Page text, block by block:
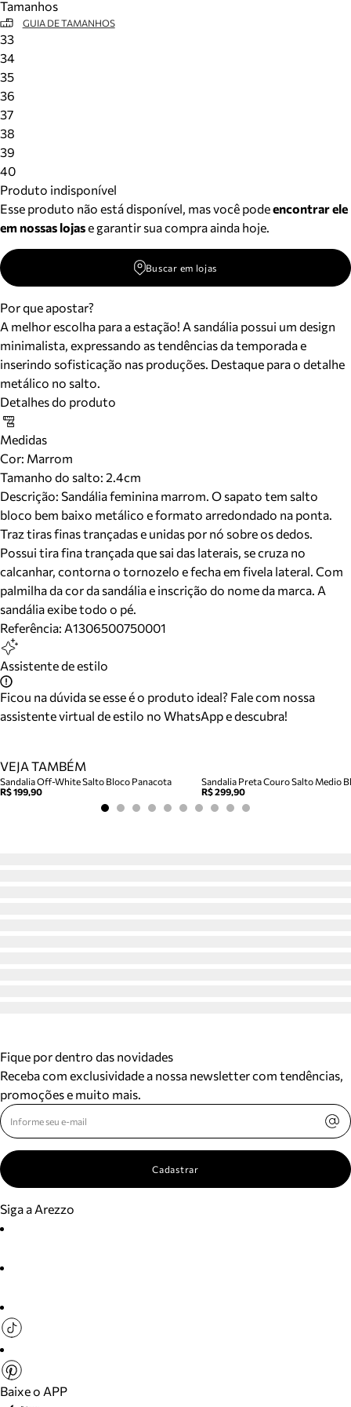
Tamanhos
GUIA DE TAMANHOS
33
34
35
36
37
38
39
40
Produto indisponível
Esse produto não está disponível, mas você podeencontrar ele
em nossas lojase garantir sua compra ainda hoje.
Buscar em lojas
Por que apostar?
A melhor escolha para a estação! A sandália possui um design
minimalista, expressando as tendências da temporada e
inserindo sofisticação nas produções. Destaque para o detalhe
metálico no salto.
Detalhes do produto
Medidas
Cor: Marrom
Tamanho do salto: 2.4cm
Descrição: Sandália feminina marrom. O sapato tem salto
bloco bem baixo metálico e formato arredondado na ponta.
Traz tiras finas trançadas e unidas por nó sobre os dedos.
Possui tira fina trançada que sai das laterais, se cruza no
calcanhar, contorna o tornozelo e fecha em fivela lateral. Com
palmilha da cor da sandália e inscrição do nome da marca. A
sandália exibe todo o pé.
Referência: A1306500750001
Assistente de estilo
Ficou na dúvida se esse é o produto ideal? Fale com nossa
assistente virtual de estilo no WhatsApp e descubra!
VEJA TAMBÉM
Sandalia Off-White Salto Bloco Panacota
R$ 199,90
Sandalia Preta Couro Salto Medio
R$ 299,90
Fique por dentro das novidades
Receba com exclusividade a nossa newsletter com tendências,
promoções e muito mais.
Cadastrar
Siga a Arezzo
Baixe o APP